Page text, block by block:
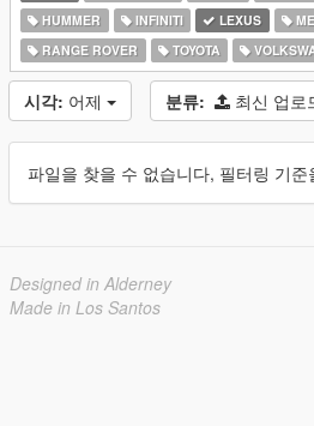
HUMMER
INFINITI LEXUS
RANGE ROVER
TOYOTA
시각: 어제 분류: 최신 업로
파일을 찾을 수 없습니다, 필터링 기
Designed in Alderney
Made in Los Santos